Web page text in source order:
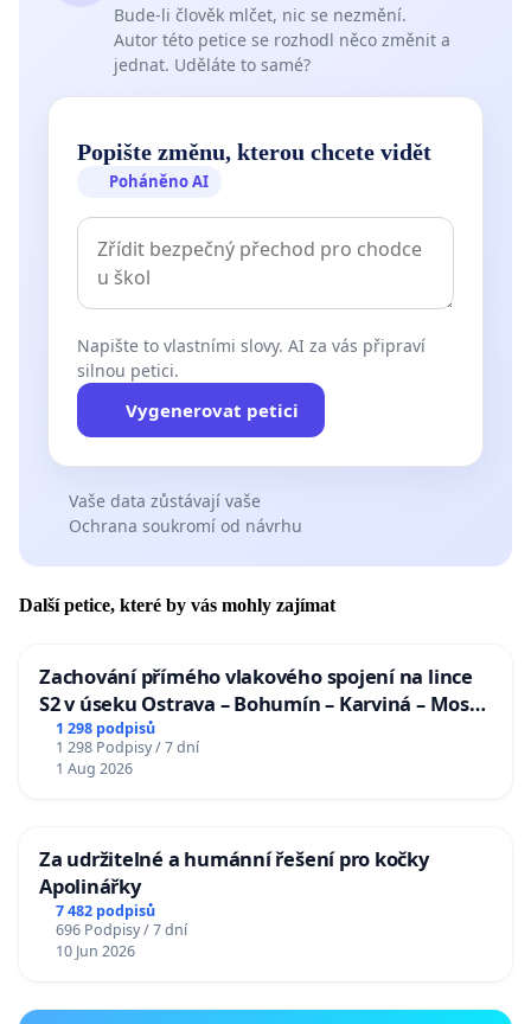
Bude-li člověk mlčet, nic se nezmění.
Autor této petice se rozhodl něco změnit a
jednat. Uděláte to samé?
Popište změnu, kterou chcete vidět
Poháněno AI
Napište to vlastními slovy. AI za vás připraví
silnou petici.
Vygenerovat petici
Vaše data zůstávají vaše
Ochrana soukromí od návrhu
Další petice, které by vás mohly zajímat
Zachování přímého vlakového spojení na lince
S2 v úseku Ostrava – Bohumín – Karviná – Mosty
u Jablunkova
1 298 podpisů
1 298 Podpisy / 7 dní
1 Aug 2026
Za udržitelné a humánní řešení pro kočky
Apolinářky
7 482 podpisů
696 Podpisy / 7 dní
10 Jun 2026